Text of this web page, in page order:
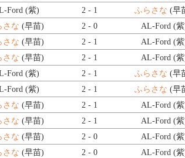
Ford (紫) 2 - 1 ふらさな (早
さな (早苗) 2 - 0 AL-Ford (
さな (早苗) 2 - 1 AL-Ford (
さな (早苗) 2 - 1 AL-Ford (
Ford (紫) 2 - 1 ふらさな (早
Ford (紫) 2 - 1 ふらさな (早
さな (早苗) 2 - 1 AL-Ford (
さな (早苗) 2 - 1 AL-Ford (
さな (早苗) 2 - 0 AL-Ford (
さな (早苗) 2 - 0 AL-Ford (